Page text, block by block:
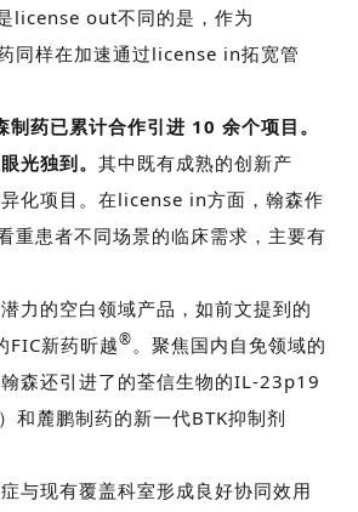
license out不同的是，作为
同样在加速通过license in拓宽管
制药已累计合作引进 10 余个项目。
光独到。 其中既有成熟的创新产
化项目。在license in方面，翰森作
重患者不同场景的临床需求，主要有
力的空白领域产品，如前文提到的
FIC新药昕越®。聚焦国内自免领域的
森还引进了的荃信生物的IL-23p19
）和麓鹏制药的新一代BTK抑制剂
与现有覆盖科室形成良好协同效用